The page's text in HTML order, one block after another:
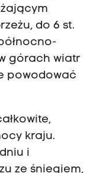
do 6 st.
górach wiatr
powodować
kraju.
i
ze śniegiem,